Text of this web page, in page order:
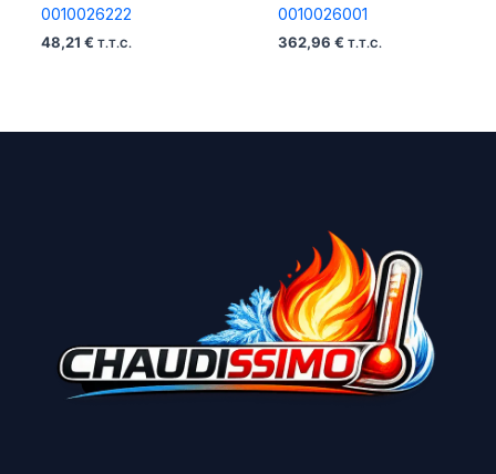
0010026222
48,21 € T.T.C.
0010026001
362,96 € T.T.C.